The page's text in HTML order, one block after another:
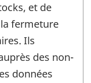
et de
fermeture
Ils
des non-
données